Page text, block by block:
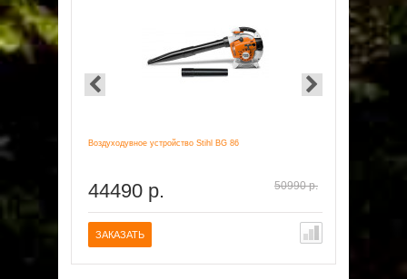
Воздуходувное устройство Stihl BG 86
44490 р. 50990 р.
ЗАКАЗАТЬ